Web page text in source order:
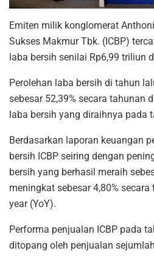
Emiten milik konglomerat
Sukses Makmur Tbk. (ICBP)
laba bersih senilai Rp6,99 triliun
Perolehan laba bersih di tahun
sebesar 52,39% secara tahunan
laba bersih yang diraihnya pada
Berdasarkan laporan keuangan
bersih ICBP seiring dengan
bersih yang berhasil meraih
meningkat sebesar 4,80%
year (YoY).
Performa penjualan ICBP pada
ditopang oleh penjualan